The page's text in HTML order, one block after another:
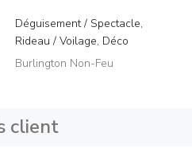
Déguisement / Spectacle,
Rideau / Voilage, Déco
Burlington Non-Feu
client